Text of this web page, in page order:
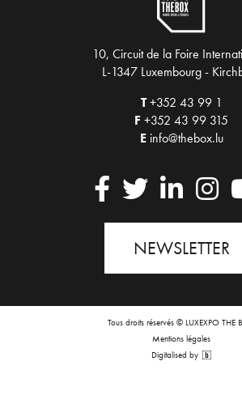
10, Circuit de la Foire
L-1347 Luxembourg -
T +352 43 99 1
F +352 43 99 315
E info@thebox.lu
NEWSLETTER
Tous droits réservés © LUXEXPO THE
Mentions légales
Digitalised by